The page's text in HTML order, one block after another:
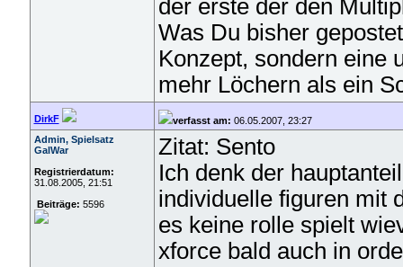
der erste der den
Was Du bisher
Konzept, sondern eine
mehr Löchern als ein
DirkF verfasst am: 06.05.2007, 23:27
Admin, Spielsatz
GalWar
Registrierdatum:
31.08.2005, 21:51
Beiträge: 5596
Zitat: Sento
Ich denk der
individuelle figuren mit
es keine rolle spielt
xforce bald auch in